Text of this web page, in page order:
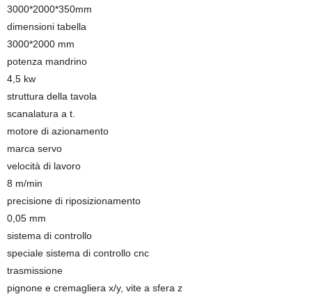
3000*2000*350mm
dimensioni tabella
3000*2000 mm
potenza mandrino
4,5 kw
struttura della tavola
scanalatura a t.
motore di azionamento
marca servo
velocità di lavoro
8 m/min
precisione di riposizionamento
0,05 mm
sistema di controllo
speciale sistema di controllo cnc
trasmissione
pignone e cremagliera x/y, vite a sfera z